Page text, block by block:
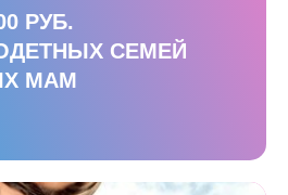
РУБ.
СЕМЕЙ
МАМ